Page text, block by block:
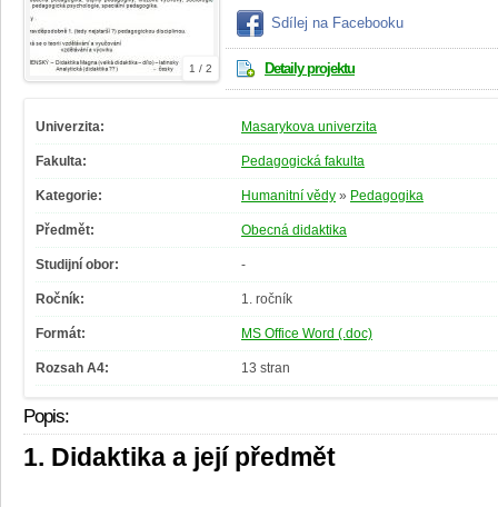
1 / 2
Sdílej na Facebooku
Detaily projektu
Univerzita: Masarykova univerzita
Fakulta: Pedagogická fakulta
Kategorie: Humanitní vědy » Pedagogika
Předmět: Obecná didaktika
Studijní obor: -
Ročník: 1. ročník
Formát: MS Office Word (.doc)
Rozsah A4: 13 stran
Popis:
1. Didaktika a její předmět